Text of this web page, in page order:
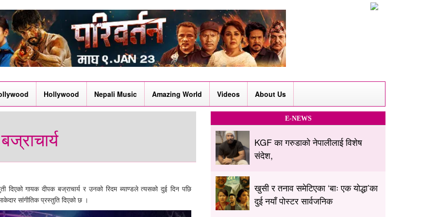
Hollywood Nepali Music Amazing World Videos About Us
दिएको गायक दीपक बज्राचार्य र उनको रिदम ब्याण्डले त्यसको दुई दिन पछि
सांगीतिक प्रस्तुति दिएको छ ।
E-NEWS
KGF का गरुडाको नेपालीलाई विशेष
संदेश,
खुसी र तनाव समेटिएका ‘बाः एक योद्धा’का
दुई नयाँ पोस्टर सार्वजनिक